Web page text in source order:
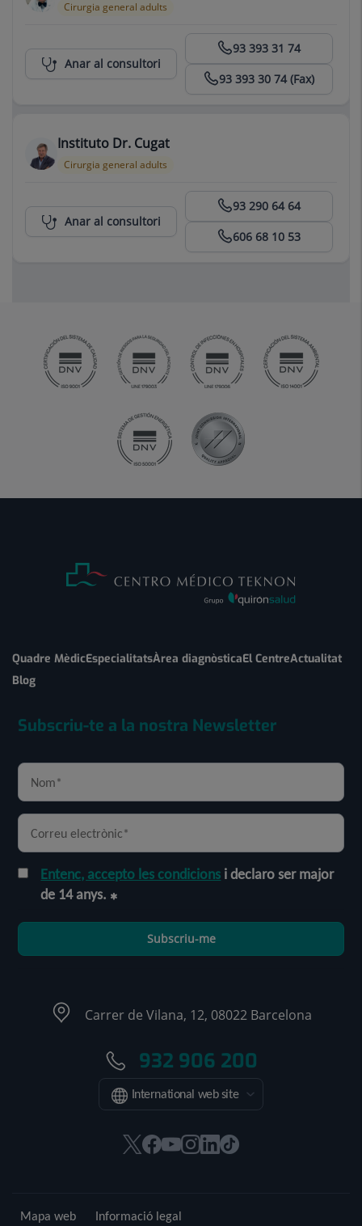
Cirurgia general adults
93 393 31 74
93 393 30 74 (Fax)
Anar al consultori
Instituto Dr. Cugat
Cirurgia general adults
93 290 64 64
606 68 10 53
Anar al consultori
Quadre MèdicEspecialitatsÀrea diagnòsticaEl CentreActualitat
Blog
Subscriu-te a la nostra Newsletter
Entenc, accepto les condicions i declaro ser major
de 14 anys.
Subscriu-me
Carrer de Vilana, 12, 08022 Barcelona
932 906 200
International web site
AquestAquestAquestAquest
AquestEnllaç
Mapa web Informació legal